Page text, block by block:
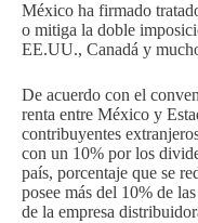
México ha firmado
o mitiga la doble
EE.UU., Canadá y
De acuerdo con el
renta entre México y
contribuyentes
con un 10% por los
país, porcentaje que se
posee más del 10% de
de la empresa